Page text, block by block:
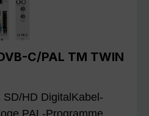
C/PAL TM TWIN
HD DigitalKabel-